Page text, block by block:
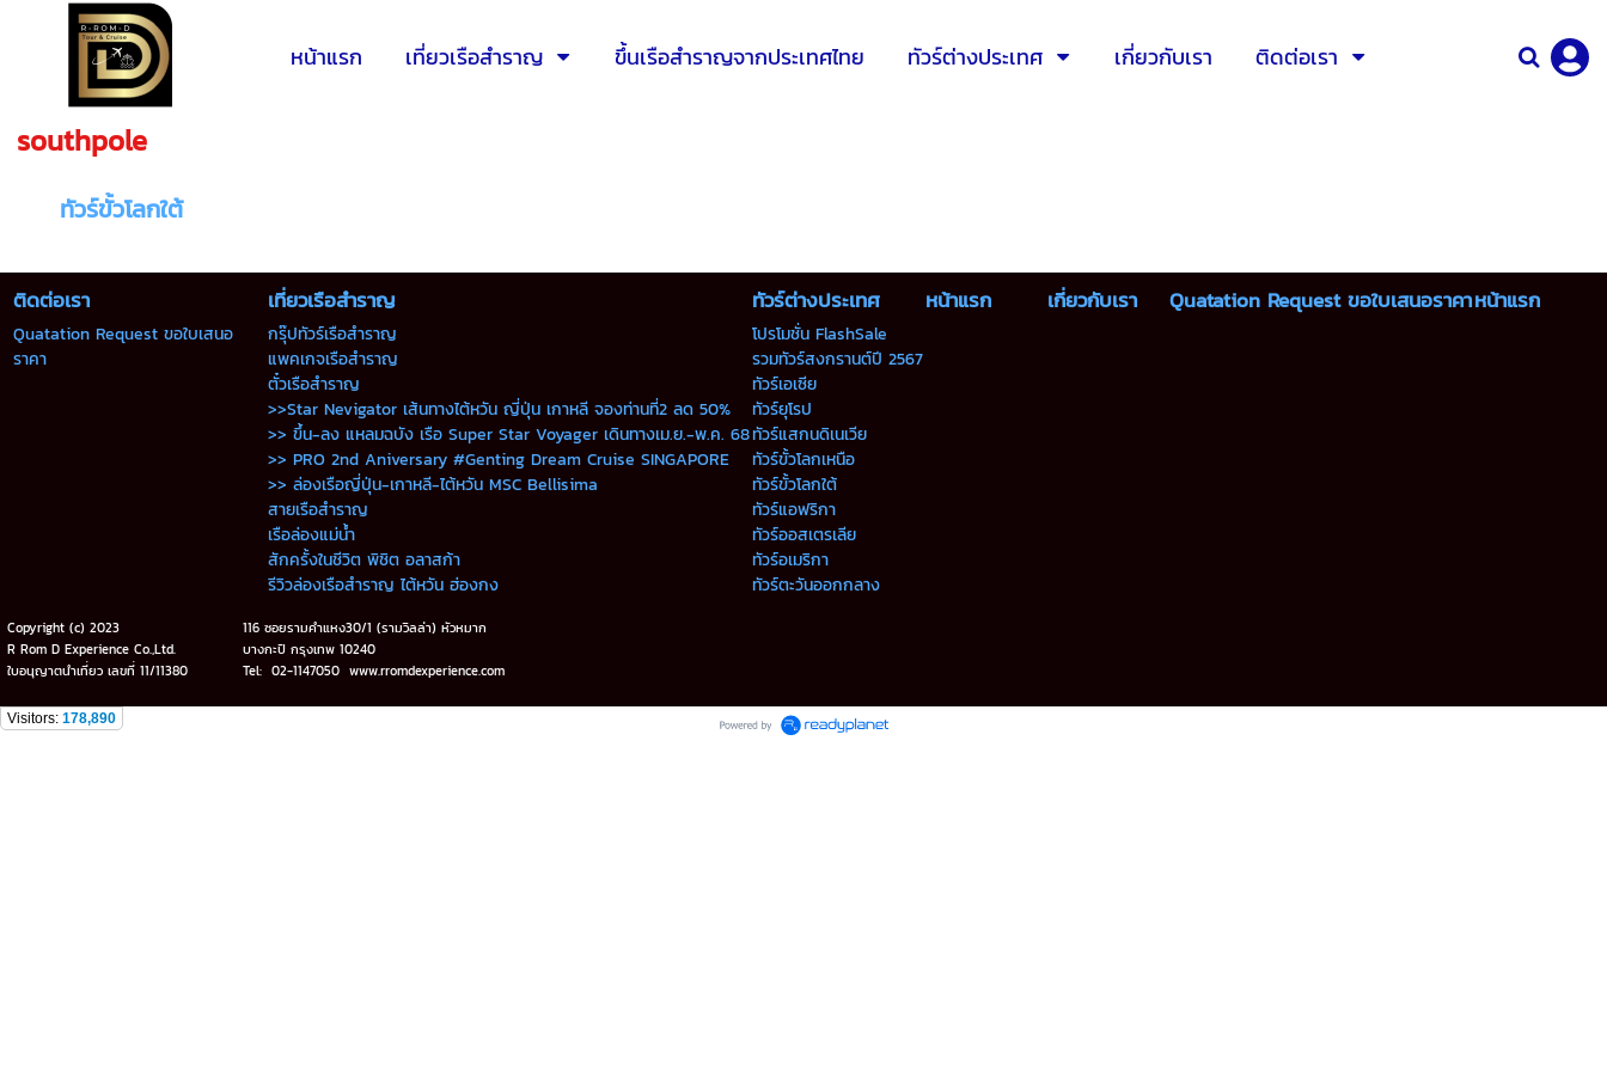
หน้าแรก เที่ยวเรือสำราญ ขึ้นเรือสำราญจากประเทศไทย ทัวร์ต่างประเทศ เกี่ยวกับเรา ติดต่อเรา
southpole
ทัวร์ขั้วโลกใต้
ติดต่อเรา
Quatation Request ขอใบเสนอ
ราคา
เที่ยวเรือสำราญ
กรุ๊ปทัวร์เรือสำราญ
แพคเกจเรือสำราญ
ตั๋วเรือสำราญ
>>Star Nevigator เส้นทางไต้หวัน ญี่ปุ่น เกาหลี จองท่านที่2 ลด 50%
>> ขึ้น-ลง แหลมฉบัง เรือ Super Star Voyager เดินทางเม.ย.-พ.ค. 68
>> PRO 2nd Aniversary #Genting Dream Cruise SINGAPORE
>> ล่องเรือญี่ปุ่น-เกาหลี-ไต้หวัน MSC Bellisima
สายเรือสำราญ
เรือล่องแม่น้ำ
สักครั้งในชีวิต พิชิต อลาสก้า
รีวิวล่องเรือสำราญ ไต้หวัน ฮ่องกง
ทัวร์ต่างประเทศ
โปรโมชั่น FlashSale
รวมทัวร์สงกรานต์ปี 2567
ทัวร์เอเซีย
ทัวร์ยุโรป
ทัวร์แสกนดิเนเวีย
ทัวร์ขั้วโลกเหนือ
ทัวร์ขั้วโลกใต้
ทัวร์แอฟริกา
ทัวร์ออสเตรเลีย
ทัวร์อเมริกา
ทัวร์ตะวันออกกลาง
หน้าแรก เกี่ยวกับเรา Quatation Request ขอใบเสนอราคาหน้าแรก
Copyright (c) 2023
116 ซอยรามคำแหง30/1 (รามวิลล่า) หัวหมาก
R Rom D Experience Co.,Ltd.
บางกะปิ กรุงเทพ 10240
ใบอนุญาตนำเที่ยว เลขที่ 11/11380
Tel: 02-1147050 www.rromdexperience.com
Visitors: 178,890